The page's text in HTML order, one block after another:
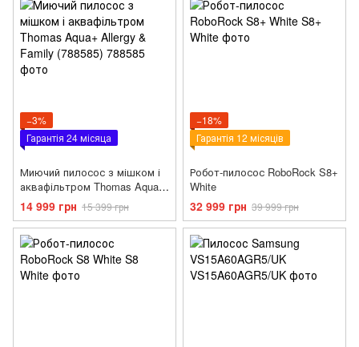
−3%
Гарантія 24 місяца
Миючий пилосос з мішком і
аквафільтром Thomas Aqua+
Allergy & Family (788585)
14 999 грн 15 399 грн
−18%
Гарантія 12 місяців
Робот-пилосос RoboRock S8+
White
32 999 грн 39 999 грн